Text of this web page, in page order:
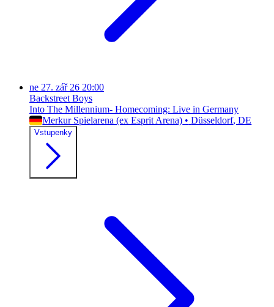
ne 27. zář 26 20:00
Backstreet Boys
Into The Millennium- Homecoming: Live in Germany
Merkur Spielarena (ex Esprit Arena) • Düsseldorf, DE
Vstupenky